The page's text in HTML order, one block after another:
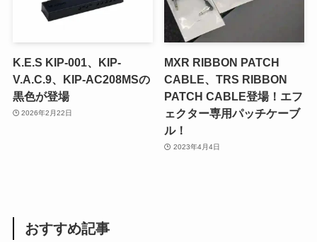
K.E.S KIP-001、KIP-
V.A.C.9、KIP-AC208MSの
黒色が登場
2026年2月22日
MXR RIBBON PATCH
CABLE、TRS RIBBON
PATCH CABLE登場！エフ
ェクター専用パッチケーブ
ル！
2023年4月4日
おすすめ記事